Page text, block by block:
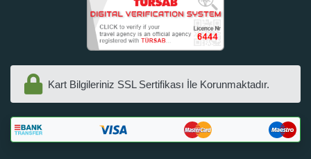
Kart Bilgileriniz SSL Sertifikası İle Korunmaktadır.